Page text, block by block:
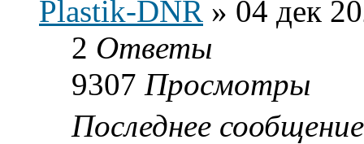
Plastik-DNR » 04 дек
2 Ответы
9307 Просмотры
Последнее